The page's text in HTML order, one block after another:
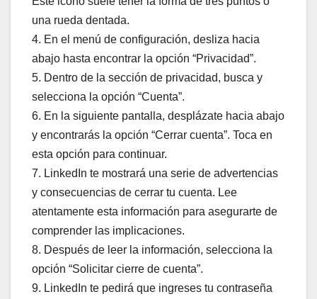
una rueda dentada.
4. En el menú de configuración, desliza hacia
abajo hasta encontrar la opción “Privacidad”.
5. Dentro de la sección de privacidad, busca y
selecciona la opción “Cuenta”.
6. En la siguiente pantalla, desplázate hacia abajo
y encontrarás la opción “Cerrar cuenta”. Toca en
esta opción para continuar.
7. LinkedIn te mostrará una serie de advertencias
y consecuencias de cerrar tu cuenta. Lee
atentamente esta información para asegurarte de
comprender las implicaciones.
8. Después de leer la información, selecciona la
opción “Solicitar cierre de cuenta”.
9. LinkedIn te pedirá que ingreses tu contraseña